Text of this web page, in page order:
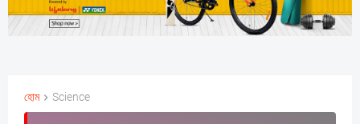
হোম Science